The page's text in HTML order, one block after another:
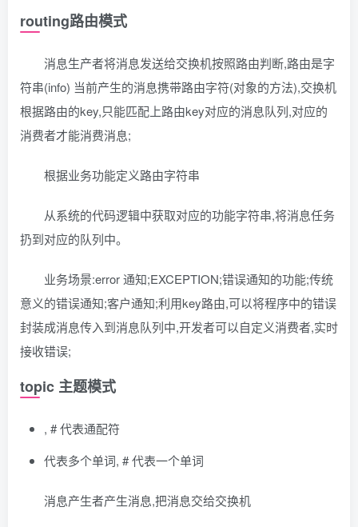
routing路由模式
消息生产者将消息发送给交换机按照路由判断,路由是字
符串(info) 当前产生的消息携带路由字符(对象的方法),交换机
根据路由的key,只能匹配上路由key对应的消息队列,对应的
消费者才能消费消息;
根据业务功能定义路由字符串
从系统的代码逻辑中获取对应的功能字符串,将消息任务
扔到对应的队列中。
业务场景:error 通知;EXCEPTION;错误通知的功能;传统
意义的错误通知;客户通知;利用key路由,可以将程序中的错误
封装成消息传入到消息队列中,开发者可以自定义消费者,实时
接收错误;
topic 主题模式
, # 代表通配符
代表多个单词, # 代表一个单词
消息产生者产生消息,把消息交给交换机